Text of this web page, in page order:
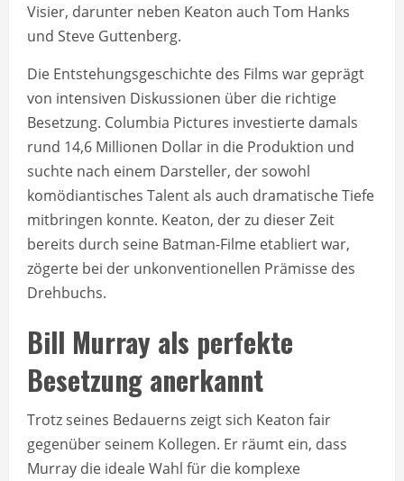
Visier, darunter neben Keaton auch Tom Hanks
und Steve Guttenberg.
Die Entstehungsgeschichte des Films war geprägt
von intensiven Diskussionen über die richtige
Besetzung. Columbia Pictures investierte damals
rund 14,6 Millionen Dollar in die Produktion und
suchte nach einem Darsteller, der sowohl
komödiantisches Talent als auch dramatische Tiefe
mitbringen konnte. Keaton, der zu dieser Zeit
bereits durch seine Batman-Filme etabliert war,
zögerte bei der unkonventionellen Prämisse des
Drehbuchs.
Bill Murray als perfekte
Besetzung anerkannt
Trotz seines Bedauerns zeigt sich Keaton fair
gegenüber seinem Kollegen. Er räumt ein, dass
Murray die ideale Wahl für die komplexe